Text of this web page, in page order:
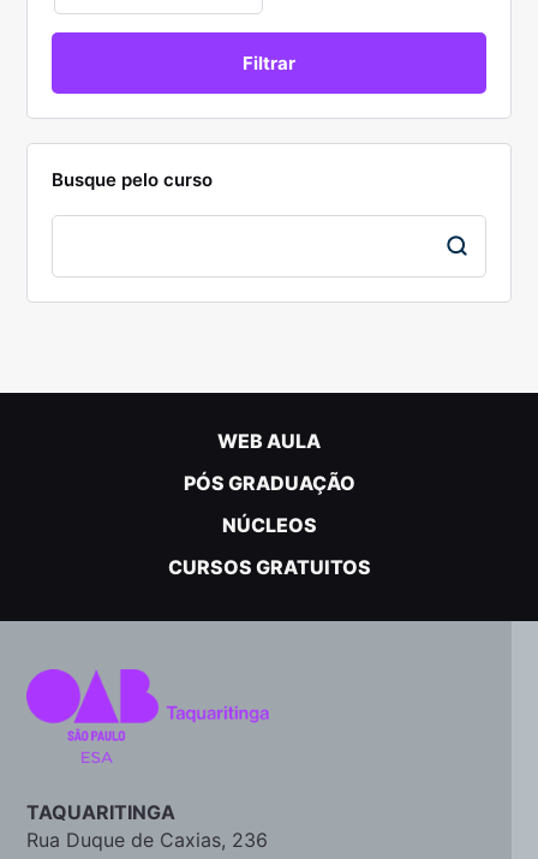
Busque pelo curso
WEB AULA
PÓS GRADUAÇÃO
NÚCLEOS
CURSOS GRATUITOS
TAQUARITINGA
Rua Duque de Caxias, 236